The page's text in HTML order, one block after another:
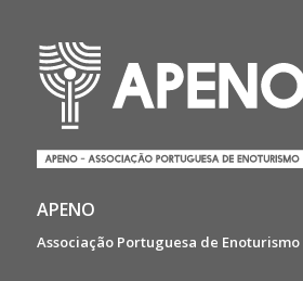
APENO
Associação Portuguesa de Enoturismo